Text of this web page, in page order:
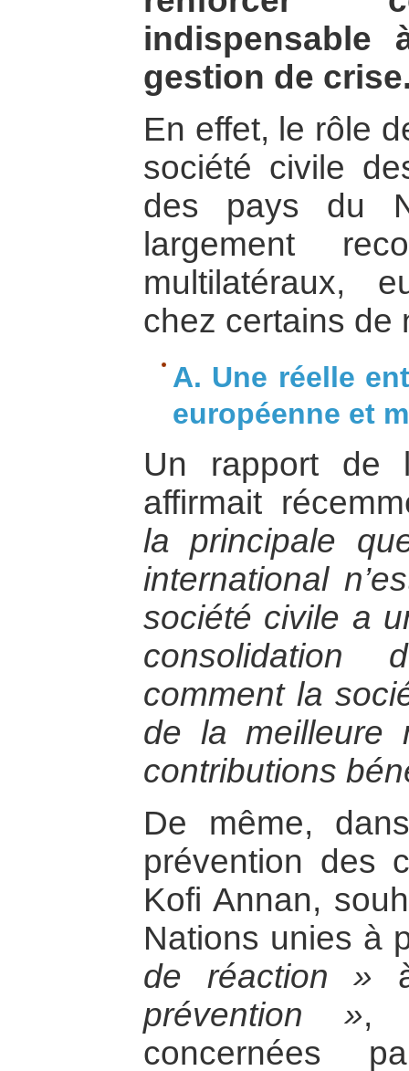
indispensable
gestion de
En effet, le rôle
société civile
des pays du
largement
multilatéraux,
chez certains de
A. Une réelle
européenne et
Un rapport de
affirmait
la principale
international
société civile a
comment la
de la meilleure
contributions
De même,
prévention des
Kofi Annan,
Nations unies à
de réaction »
prévention »,
concernées